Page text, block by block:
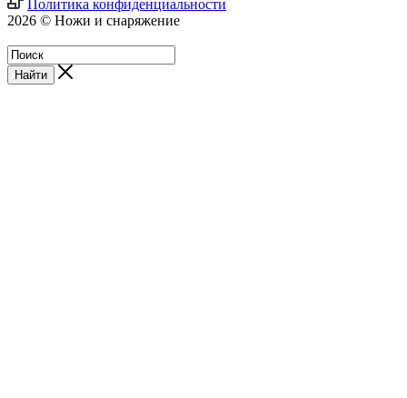
Политика конфиденциальности
2026 © Ножи и снаряжение
Найти